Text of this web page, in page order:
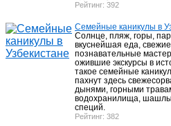
Рейтинг: 392
Семейные каникулы в
Солнце, пляж, горы,
вкуснейшая еда,
познавательные
ожившие экскурсы в
такое семейные
пахнут здесь
дынями, горными
водохранилища,
специй.
Рейтинг: 382